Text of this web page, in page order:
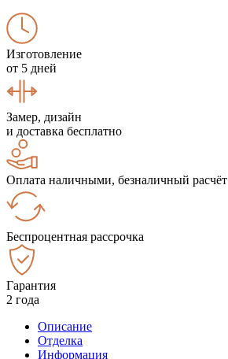
Изготовление
от 5 дней
Замер, дизайн
и доставка бесплатно
Оплата наличными, безналичный расчёт
Беспроцентная рассрочка
Гарантия
2 года
Описание
Отделка
Информация